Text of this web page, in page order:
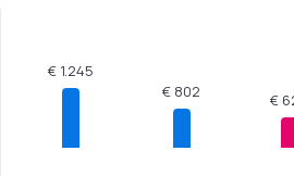
€ 1.245
€ 802
€